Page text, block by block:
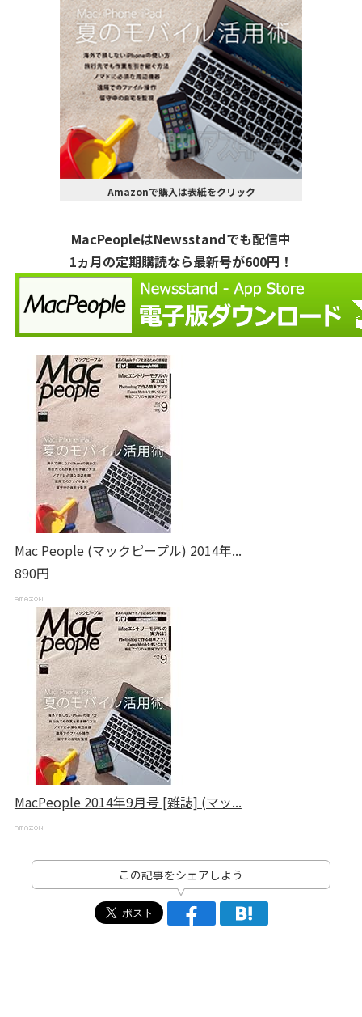
Amazonで購入は表紙をクリック
MacPeopleはNewsstandでも配信中
1ヵ月の定期購読なら最新号が600円！
Mac People (マックピープル) 2014年...
890円
MacPeople 2014年9月号 [雑誌] (マッ...
この記事をシェアしよう